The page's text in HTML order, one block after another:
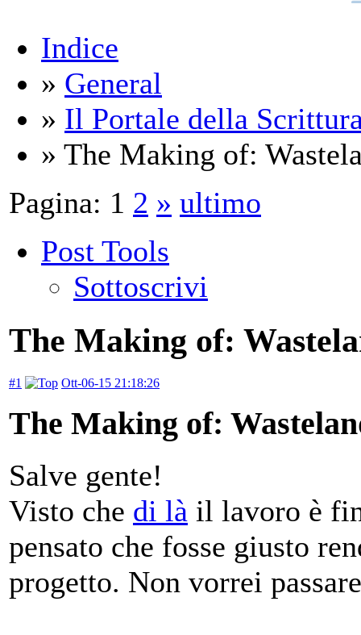
Indice
» General
» Il Portale della
» The Making of:
Pagina: 1 2 » ultimo
Post Tools
Sottoscrivi
The Making of:
#1 Ott-06-15 21:18:26
The Making of:
Salve gente!
Visto che di là il lavoro è
pensato che fosse giusto
progetto. Non vorrei